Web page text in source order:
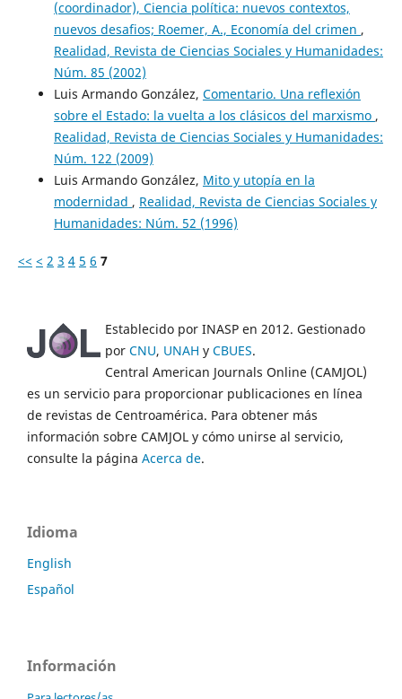
(coordinador), Ciencia política: nuevos contextos,
nuevos desafios; Roemer, A., Economía del crimen ,
Realidad, Revista de Ciencias Sociales y Humanidades:
Núm. 85 (2002)
Luis Armando González, Comentario. Una reflexión
sobre el Estado: la vuelta a los clásicos del marxismo ,
Realidad, Revista de Ciencias Sociales y Humanidades:
Núm. 122 (2009)
Luis Armando González, Mito y utopía en la
modernidad , Realidad, Revista de Ciencias Sociales y
Humanidades: Núm. 52 (1996)
<< < 2 3 4 5 6 7
Establecido por INASP en 2012. Gestionado
por CNU, UNAH y CBUES.
Central American Journals Online (CAMJOL)
es un servicio para proporcionar publicaciones en línea
de revistas de Centroamérica. Para obtener más
información sobre CAMJOL y cómo unirse al servicio,
consulte la página Acerca de.
Idioma
English
Español
Información